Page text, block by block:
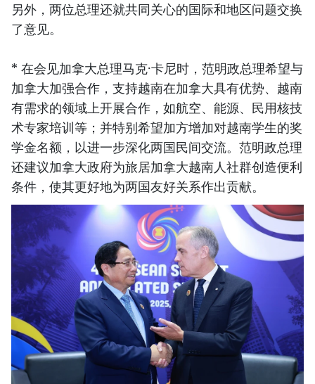
另外，两位总理还就共同关心的国际和地区问题交换
了意见。
* 在会见加拿大总理马克·卡尼时，范明政总理希望与
加拿大加强合作，支持越南在加拿大具有优势、越南
有需求的领域上开展合作，如航空、能源、民用核技
术专家培训等；并特别希望加方增加对越南学生的奖
学金名额，以进一步深化两国民间交流。范明政总理
还建议加拿大政府为旅居加拿大越南人社群创造便利
条件，使其更好地为两国友好关系作出贡献。